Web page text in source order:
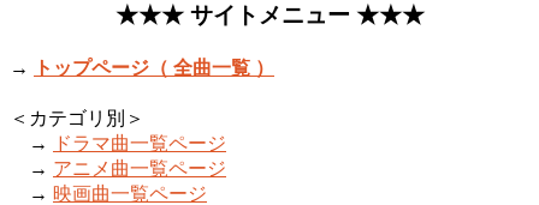
★★★ サイトメニュー ★★★
→ トップページ（ 全曲一覧 ）
＜カテゴリ別＞
→
ドラマ曲一覧ページ
→ アニメ曲一覧ページ
→ 映画曲一覧ページ